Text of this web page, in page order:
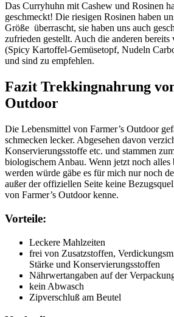
Das Curryhuhn mit Cashew und Rosinen
geschmeckt! Die riesigen Rosinen haben
Größe überrascht, sie haben uns auch
zufrieden gestellt. Auch die anderen
(Spicy Kartoffel-Gemüsetopf, Nudeln
und sind zu empfehlen.
Fazit Trekkingnahrung
Outdoor
Die Lebensmittel von Farmer’s Outdoor
schmecken lecker. Abgesehen davon
Konservierungsstoffe etc. und stammen
biologischem Anbau. Wenn jetzt noch alles
werden würde gäbe es für mich nur noch
außer der offiziellen Seite keine
von Farmer’s Outdoor kenne.
Vorteile:
Leckere Mahlzeiten
frei von Zusatzstoffen,
Stärke und Konservierungsstoffen
Nährwertangaben auf der
kein Abwasch
Zipverschluß am Beutel